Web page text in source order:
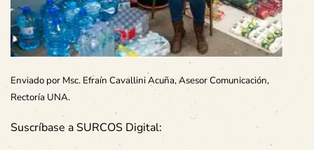
Enviado por Msc. Efraín Cavallini Acuña, Asesor Comunicación,
Rectoría UNA.
Suscríbase a SURCOS Digital: